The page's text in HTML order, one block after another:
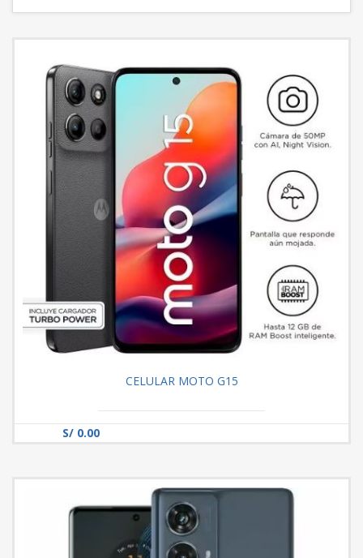
CELULAR MOTO G15
S/ 0.00